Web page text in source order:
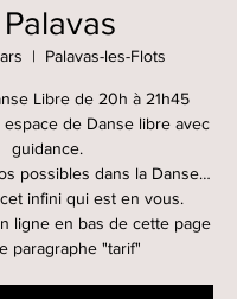
  |
Palavas-les-Flots
Libre de 20h à 21h45
espace de Danse libre avec
guidance.
possibles dans la Danse…
infini qui est en vous.
ligne en bas de cette page
paragraphe "tarif"